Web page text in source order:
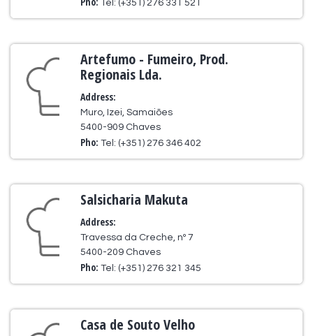
Tel: (+351) 276 331 521
Artefumo - Fumeiro, Prod.
Regionais Lda.
Address:
Muro, Izei, Samaiões
5400-909 Chaves
Pho:Tel: (+351) 276 346 402
Salsicharia Makuta
Address:
Travessa da Creche, nº 7
5400-209 Chaves
Pho:Tel: (+351) 276 321 345
Casa de Souto Velho